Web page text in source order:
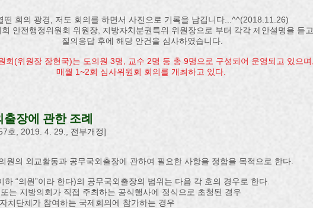
띤 회의 광경, 저도 회의를 하면서 사진으로 기록을 남깁니다...^^(2018.11.26)
안전행정위원회 위원장, 지방자치분권특위 위원장으로 부터 각각 제안설명을 듣고,
질의응답 후에 해당 안건을 심사하였습니다.​
회(위원장 장현국)는 도의원 3명, 교수 2명 등 총 9명으로 구성되어 운영되고 있으며,
​매월 1~2회 심사위원회 회의를 개최하고 있다.
장에 관한 조례
호, 2019. 4. 29., 전부개정]
의 외교활동과 공무국외출장에 관하여 필요한 사항을 정함을 목적으로 한다.
“의원”이라 한다)의 공무국외출장의 범위는 다음 각 호의 경우로 한다.
는 지방의회가 직접 주최하는 공식행사에 정식으로 초청된 경우
치단체가 참여하는 국제회의에 참가하는 경우